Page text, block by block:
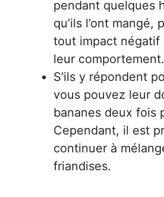
pendant quelques
qu’ils l’ont mangé,
tout impact
leur comportement.
S’ils y répondent
vous pouvez leur
bananes deux fois
Cependant, il est
continuer à
friandises.